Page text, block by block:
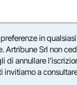
in
Artribune Srl non
di annullare
invitiamo a